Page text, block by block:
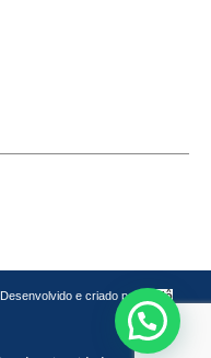
e criado por
Cadô